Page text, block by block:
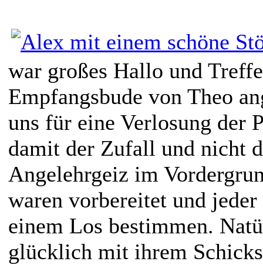
war großes Hallo und
Empfangsbude von Theo
uns für eine Verlosung der
damit der Zufall und nicht
Angelehrgeiz im
waren vorbereitet und
einem Los bestimmen.
glücklich mit ihrem